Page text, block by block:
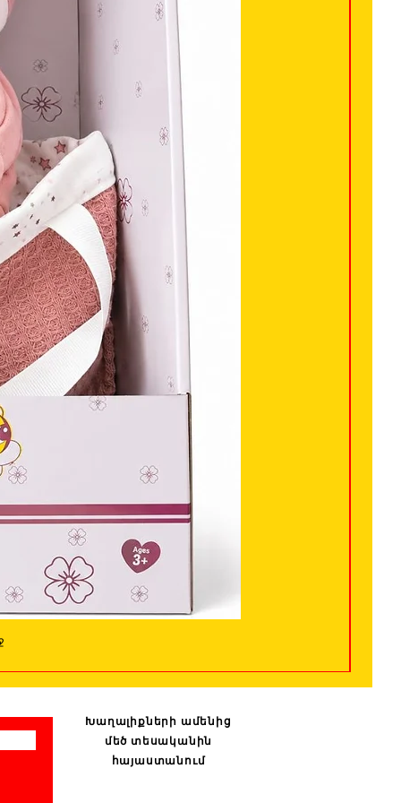
Խաղալիքների ամենից
մեծ տեսականին
հայաստանում